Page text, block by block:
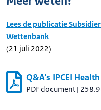
Lees de publicatie
Wettenbank
(21 juli 2022)
Q&A's IPCEI
PDF document |